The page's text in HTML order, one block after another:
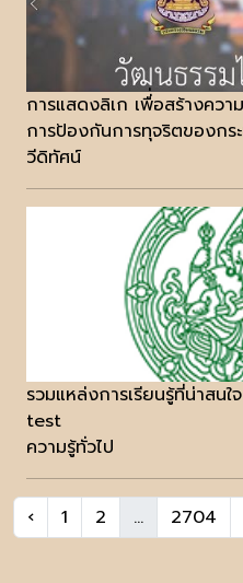
การแสดงลิเก เพื่่อสร้างควา
การป้องกันการทุจริตของกร
วีดิทัศน์
รวมแหล่งการเรียนรู้ที่น่าสนใจ
test
ความรู้ทั่วไป
‹ 1 2 ... 2704